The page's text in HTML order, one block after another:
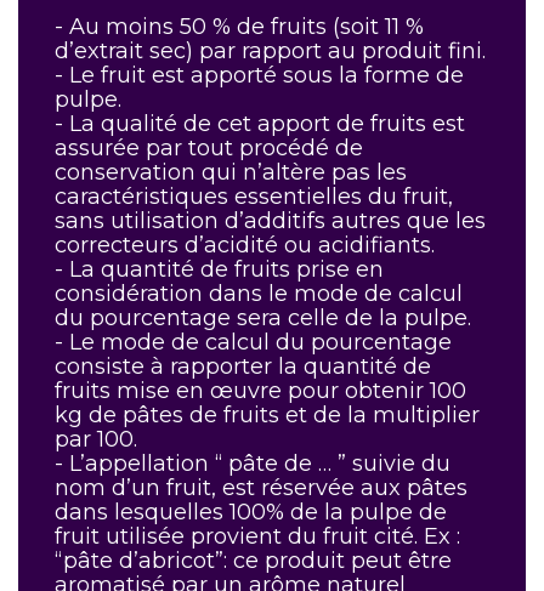
- Au moins 50 % de fruits (soit 11 %
d’extrait sec) par rapport au produit fini.
- Le fruit est apporté sous la forme de
pulpe.
- La qualité de cet apport de fruits est
assurée par tout procédé de
conservation qui n’altère pas les
caractéristiques essentielles du fruit,
sans utilisation d’additifs autres que les
correcteurs d’acidité ou acidifiants.
- La quantité de fruits prise en
considération dans le mode de calcul
du pourcentage sera celle de la pulpe.
- Le mode de calcul du pourcentage
consiste à rapporter la quantité de
fruits mise en œuvre pour obtenir 100
kg de pâtes de fruits et de la multiplier
par 100.
- L’appellation “ pâte de … ” suivie du
nom d’un fruit, est réservée aux pâtes
dans lesquelles 100% de la pulpe de
fruit utilisée provient du fruit cité. Ex :
“pâte d’abricot”: ce produit peut être
aromatisé par un arôme naturel